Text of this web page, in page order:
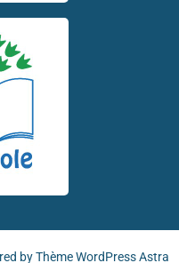
byThème WordPress Astra